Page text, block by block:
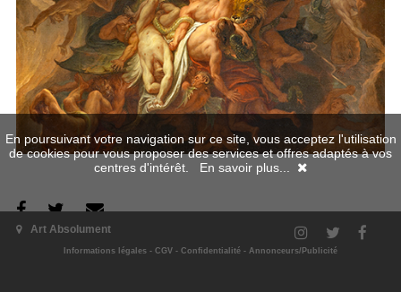
Art Absolument
Informations légales - CGV - Confidentialité - Annonceurs/Publicité
En poursuivant votre navigation sur ce site, vous acceptez l'utilisation
de cookies pour vous proposer des services et offres adaptés à vos
centres d'intérêt. En savoir plus...